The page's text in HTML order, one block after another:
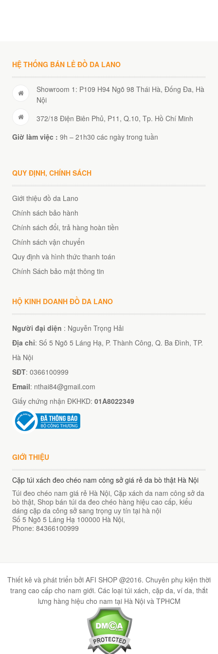
HỆ THỐNG BÁN LẺ ĐỒ DA LANO
Showroom 1: P109 H94 Ngõ 98 Thái Hà, Đống Đa, Hà
Nội
372/18 Điện Biên Phủ, P11, Q.10, Tp. Hồ Chí Minh
Giờ làm việc : 9h – 21h30 các ngày trong tuần
QUY ĐỊNH, CHÍNH SÁCH
Giới thiệu đồ da Lano
Chính sách bảo hành
Chính sách đổi, trả hàng hoàn tiền
Chính sách vận chuyển
Quy định và hình thức thanh toán
Chính Sách bảo mật thông tin
HỘ KINH DOANH ĐỒ DA LANO
Người đại diện : Nguyễn Trọng Hải
Địa chỉ: Số 5 Ngõ 5 Láng Hạ, P. Thành Công, Q. Ba Đình, TP.
Hà Nội
SĐT: 0366100999
Email: nthai84@gmail.com
Giấy chứng nhận ĐKHKD: 01A8022349
GIỚI THIỆU
Cặp túi xách đeo chéo nam công sở giá rẻ da bò thật Hà Nội
Túi đeo chéo nam giá rẻ Hà Nội, Cặp xách da nam công sở da
bò thật, Shop bán túi da đeo chéo hàng hiệu cao cấp, kiểu
dáng cặp da công sở sang trọng uy tín tại hà nội
Số 5 Ngõ 5 Láng Hạ 100000 Hà Nội,
Phone: 84366100999
Thiết kê và phát triển bởi AFI SHOP @2016. Chuyên phụ kiện thời
trang cao cấp cho nam giới. Các loại túi xách, cặp da, ví da, thắt
lưng hàng hiệu cho nam tại Hà Nội và TPHCM